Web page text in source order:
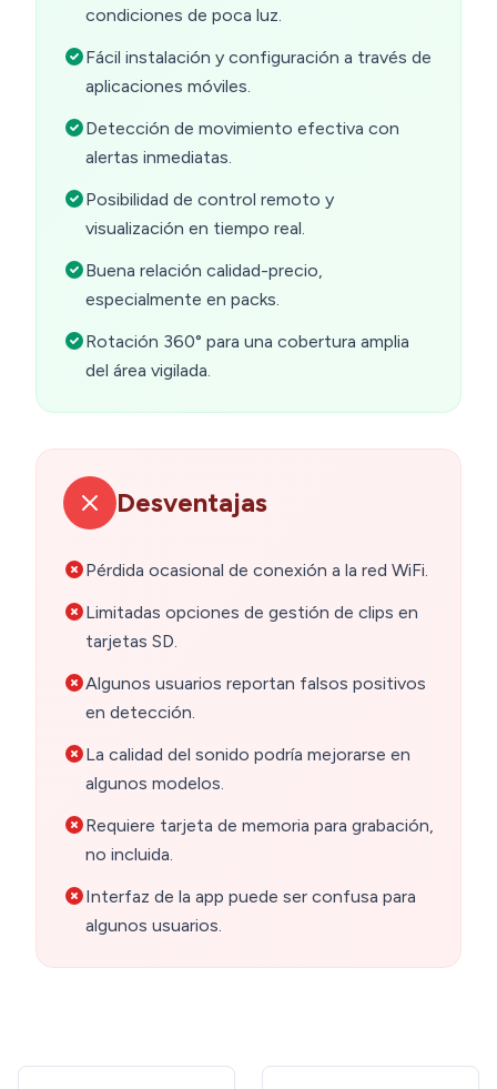
condiciones de poca luz.
Fácil instalación y configuración a través de
aplicaciones móviles.
Detección de movimiento efectiva con
alertas inmediatas.
Posibilidad de control remoto y
visualización en tiempo real.
Buena relación calidad-precio,
especialmente en packs.
Rotación 360° para una cobertura amplia
del área vigilada.
Desventajas
Pérdida ocasional de conexión a la red WiFi.
Limitadas opciones de gestión de clips en
tarjetas SD.
Algunos usuarios reportan falsos positivos
en detección.
La calidad del sonido podría mejorarse en
algunos modelos.
Requiere tarjeta de memoria para grabación,
no incluida.
Interfaz de la app puede ser confusa para
algunos usuarios.